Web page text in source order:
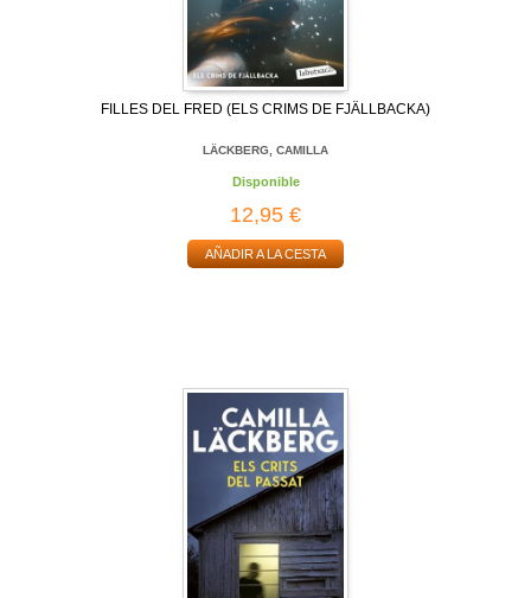
FILLES DEL FRED (ELS CRIMS DE FJÄLLBACKA)
LÄCKBERG, CAMILLA
Disponible
12,95 €
AÑADIR A LA CESTA